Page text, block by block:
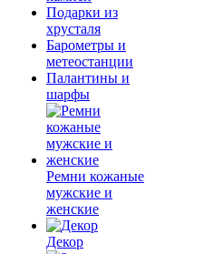
Подарки из
хрусталя
Барометры и
метеостанции
Палантины и
шарфы
Ремни кожаные
мужские и
женские
Декор